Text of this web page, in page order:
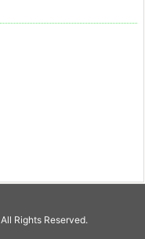
All Rights Reserved.